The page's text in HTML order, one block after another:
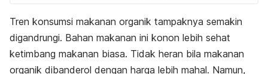
Tren konsumsi makanan organik tampaknya semakin
digandrungi. Bahan makanan ini konon lebih sehat
ketimbang makanan biasa. Tidak heran bila makanan
organik dibanderol dengan harga lebih mahal. Namun,